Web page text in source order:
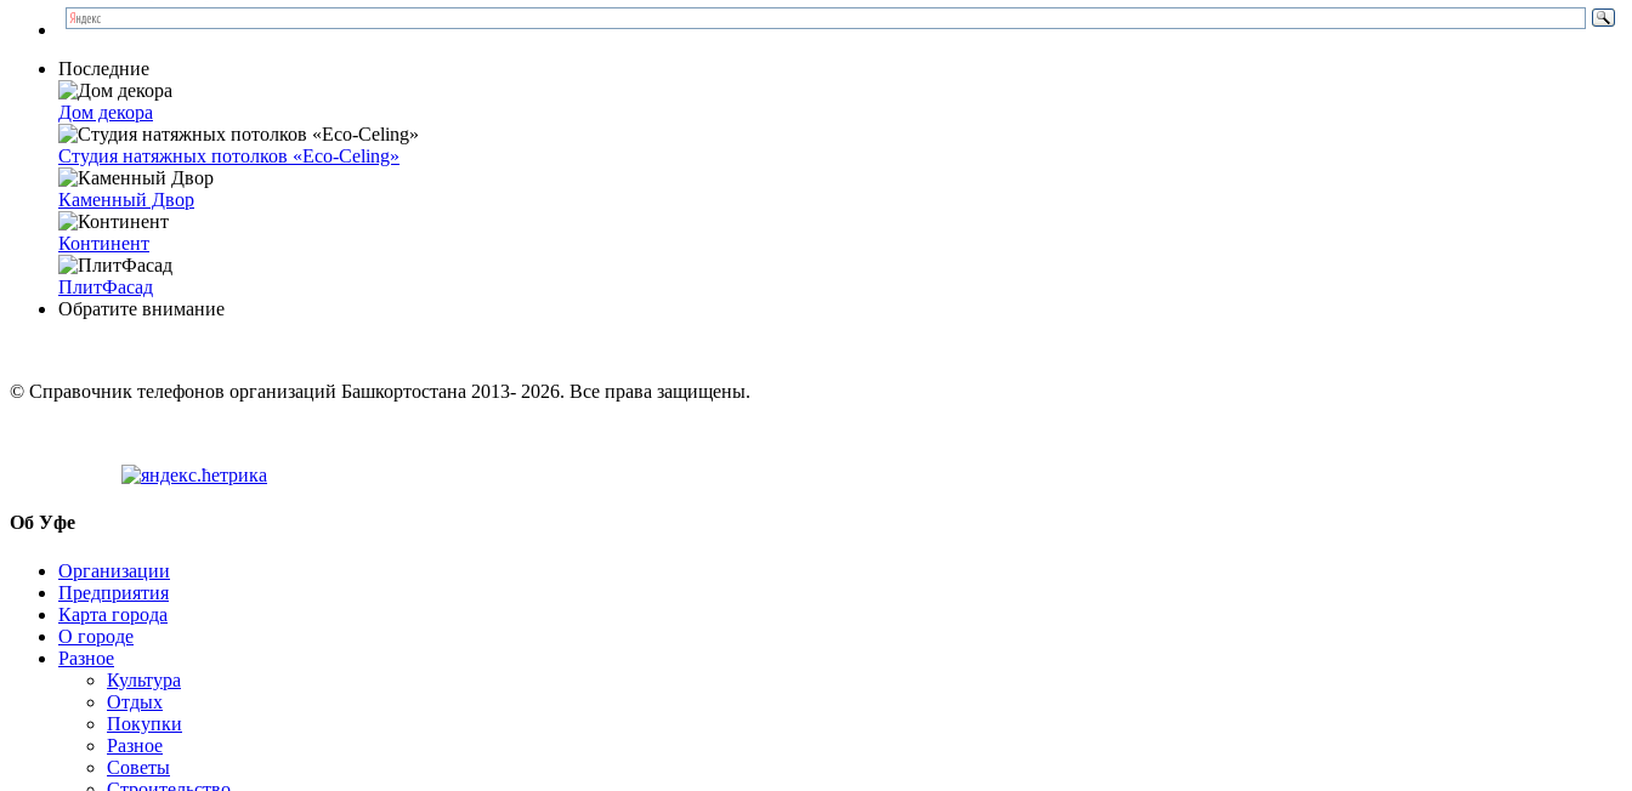
Последние
Дом декора
Студия натяжных потолков «Eco-Celing»
Каменный Двор
Континент
ПлитФасад
Обратите внимание
© Cправочник телефонов организаций Башкортостана 2013- 2026. Все права защищены.
Об Уфе
Организации
Предприятия
Карта города
О городе
Разное
Культура
Отдых
Покупки
Разное
Советы